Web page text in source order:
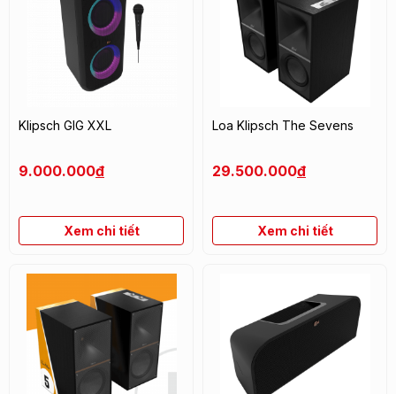
Klipsch GIG XXL
9.000.000đ
Xem chi tiết
Loa Klipsch The Sevens
29.500.000đ
Xem chi tiết